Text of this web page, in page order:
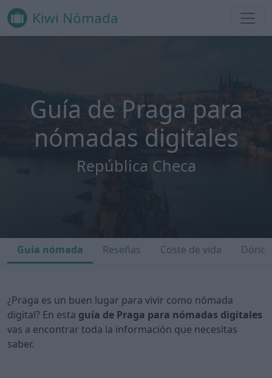
Kiwi Nómada
Guía de Praga para
nómadas digitales
República Checa
Guía nómada Reseñas Coste de vida
¿Praga es un buen lugar para vivir como nómada
digital? En esta guía de Praga para nómadas digitales
vas a encontrar toda la información que necesitas
saber.